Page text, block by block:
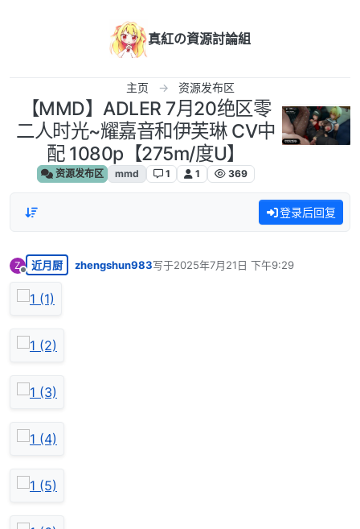
真紅の資源討論組
主页 资源发布区
【MMD】ADLER 7月20绝区零
二人时光~耀嘉音和伊芙琳 CV中
配 1080p【275m/度U】
资源发布区 mmd 1 1 369
登录后回复
Z
离线
近月厨 zhengshun983写于2025年7月21日 下午9:29
最后由 编辑